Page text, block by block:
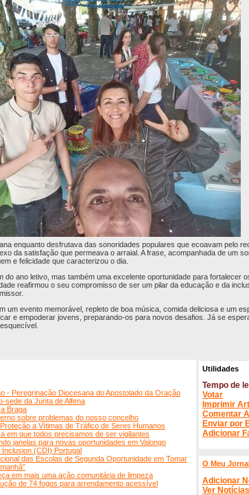
enquanto desfrutava das sonoridades populares que ecoavam pelo
da satisfação que permeava o arraial. A frase, acompanhada de um
e felicidade que caracterizou o dia.
do ano letivo, mas também uma excelente oportunidade para fortalecer
reafirmou o seu compromisso de ser um pilar da educação e da
um evento memorável, repleto de boa música, comida deliciosa e um
e empoderar jovens, preparando-os para novos desafios. Já se
- Peregrinação Diocesana do Apostolado da Oração
sede da Junta de Alfena
Braga
sobre problemas do nosso concelho
a Vítimas de Tráfico de Seres Humanos
em que todos precisamos de ser vigilantes
janelas para novas oportunidades em Valongo
(CDI) Portugal
das Escolas de Segunda Oportunidade em Tomar
em mais uma ação comunitária de limpeza
de 74 fogos para arrendamento acessível
Utilidades
Tempo de
Votar
Imprimir
Comentar
Enviar por
Adicionar
O Meu
Adicionar
Ver Notícias